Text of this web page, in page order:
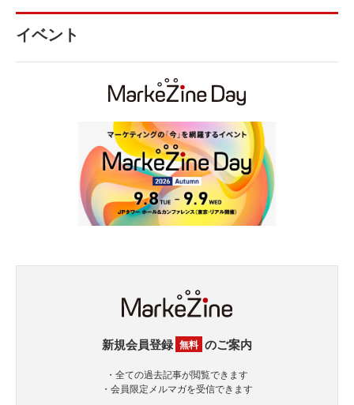
イベント
新規会員登録 無料 のご案内
・全ての過去記事が閲覧できます
・会員限定メルマガを受信できます